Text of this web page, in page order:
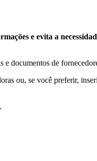
e evita a
documentos de
ou, se você preferir,